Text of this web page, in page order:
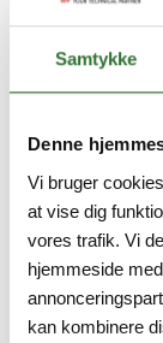
Samtykke
Denne
Vi bruger
at vise dig
vores trafik. Vi
hjemmeside
kan kombinere
Valve
PE / strand
length: 10 m,
black,
retardant,
Resistant to
Minimum